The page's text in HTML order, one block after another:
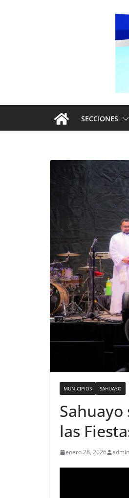
SECCIONES
MUNICIPIOS SAHUAYO
las
enero 28, 2026 admin